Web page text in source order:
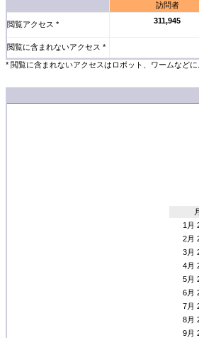
訪問者
閲覧アクセス * 311,945
閲覧に含まれないアクセス *
* 閲覧に含まれないアクセスはロボット、ワームなどに
1月
2月
3月
4月
5月
6月
7月
8月
9月